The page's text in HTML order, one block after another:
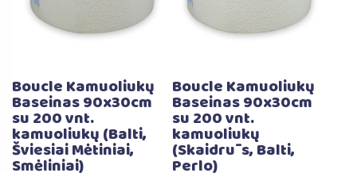
Boucle Kamuoliukų
Baseinas 90x30cm
su 200 vnt.
kamuoliukų (Balti,
Šviesiai Mėtiniai,
Smėliniai)
Boucle Kamuoliukų
Baseinas 90x30cm
su 200 vnt.
kamuoliukų
(Skaidrūs, Balti,
Perlo)